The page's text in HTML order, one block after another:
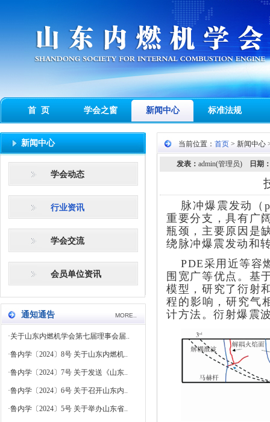
首 页 学会之窗 新闻中心 标准法规
新闻中心
学会动态
行业资讯
学会交流
会员单位资讯
通知通告 MORE..
·关于山东内燃机学会第七届理事会届..
·鲁内学〔2024〕8号 关于山东内燃机..
·鲁内学〔2024〕7号 关于发送《山东..
·鲁内学〔2024〕6号 关于召开山东内..
·鲁内学〔2024〕5号 关于举办山东省..
当前位置： 首页 > 新闻中心
发表： admin(管理员) 日期
脉冲爆震发动（
重要分支，具有广
瓶颈，主要原因是
绕脉冲爆震发动和
PDE采用近等容
围宽广等优点。基
模型，研究了衍射
程的影响，研究气
计方法。衍射爆震